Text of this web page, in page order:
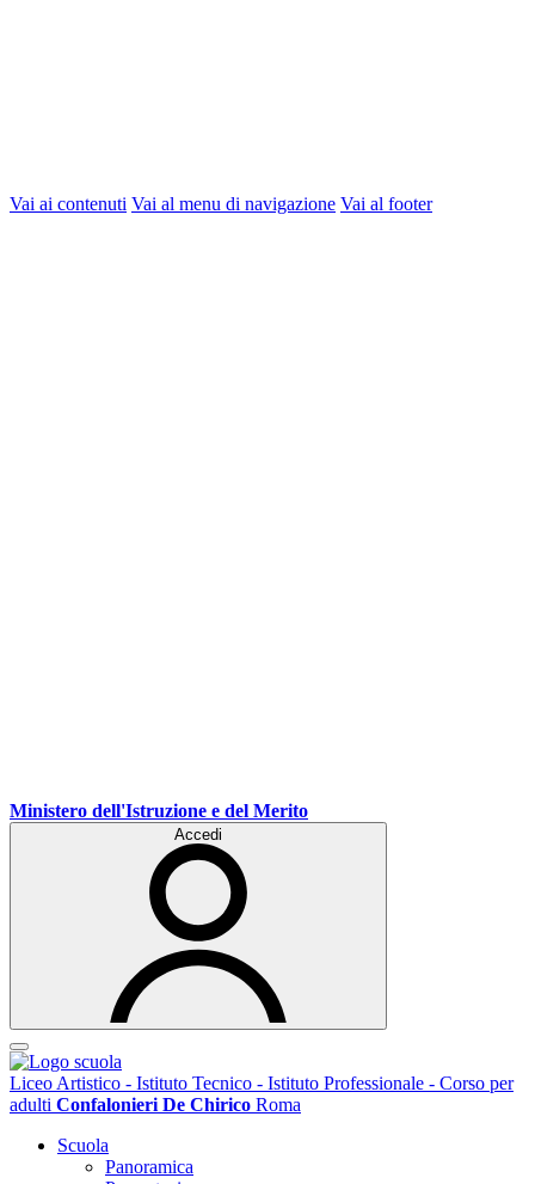
Vai ai contenuti Vai al menu di navigazione Vai al footer
Ministero dell'Istruzione e del Merito
Accedi
Liceo Artistico - Istituto Tecnico - Istituto Professionale - Corso per
adulti Confalonieri De Chirico Roma
Scuola
Panoramica